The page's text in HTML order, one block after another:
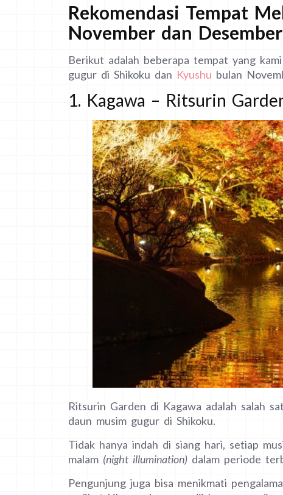
Rekomendasi Tempat
November dan Desember
Berikut adalah beberapa tempat yang
gugur di Shikoku dan Kyushu bulan
1. Kagawa – Ritsurin
Ritsurin Garden di Kagawa adalah salah
daun musim gugur di Shikoku.
Tidak hanya indah di siang hari, setiap
malam (night illumination) dalam periode
Pengunjung juga bisa menikmati